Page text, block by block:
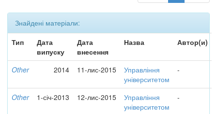
Знайдені матеріали:
Тип
Дата
випуску
Дата
внесення
Назва Автор(и)
Other 2014 11-лис-2015
Управління
університетом
-
Other 1-січ-2013 12-лис-2015
Управління
університетом
-